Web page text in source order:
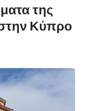
της
Κύπρο